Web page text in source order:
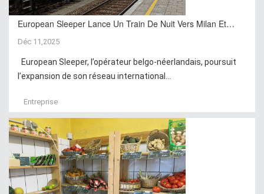
European Sleeper Lance Un Train De Nuit Vers Milan Et…
Déc 11,2025
European Sleeper, l’opérateur belgo-néerlandais, poursuit
l’expansion de son réseau international...
Entreprise